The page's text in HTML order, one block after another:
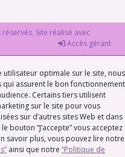
Site réalisé avec
Accès gérant
optimale sur le site, nous
assurent le bon fonctionnement
Certains tiers utilisent
sur le site pour vous
sur d’autres sites Web et dans
bouton “J’accepte” vous acceptez
savoir plus, vous pouvez lire notre
ainsi que notre “Politique de